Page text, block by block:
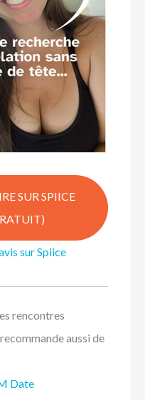
SUR SPIICE
sur Spiice
rencontres
aussi de
Date